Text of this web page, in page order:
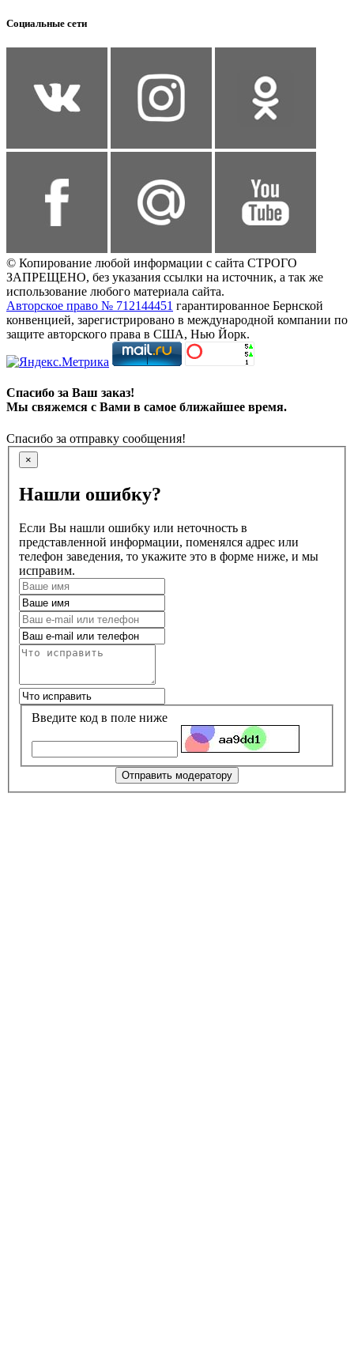
Социальные сети
© Копирование любой информации с сайта СТРОГО
ЗАПРЕЩЕНО, без указания ссылки на источник, а так же
использование любого материала сайта.
Авторское право № 712144451 гарантированное Бернской
конвенцией, зарегистрировано в международной компании по
защите авторского права в США, Нью Йорк.
Спасибо за Ваш заказ!
Мы свяжемся с Вами в самое ближайшее время.
Спасибо за отправку сообщения!
×
Нашли ошибку?
Если Вы нашли ошибку или неточность в
представленной информации, поменялся адрес или
телефон заведения, то укажите это в форме ниже, и мы
исправим.
Введите код в поле ниже
Отправить модератору